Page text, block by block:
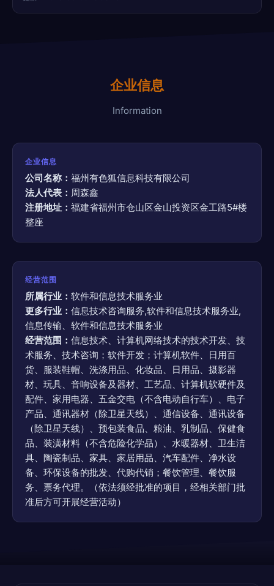
企业信息
Information
企业信息
公司名称： 福州有色狐信息科技有限公司
法人代表： 周森鑫
注册地址： 福建省福州市仓山区金山投资区金工路5#楼
整座
经营范围
所属行业： 软件和信息技术服务业
更多行业： 信息技术咨询服务,软件和信息技术服务业,
信息传输、软件和信息技术服务业
经营范围： 信息技术、计算机网络技术的技术开发、技
术服务、技术咨询；软件开发；计算机软件、日用百
货、服装鞋帽、洗涤用品、化妆品、日用品、摄影器
材、玩具、音响设备及器材、工艺品、计算机软硬件及
配件、家用电器、五金交电（不含电动自行车）、电子
产品、通讯器材（除卫星天线）、通信设备、通讯设备
（除卫星天线）、预包装食品、粮油、乳制品、保健食
品、装潢材料（不含危险化学品）、水暖器材、卫生洁
具、陶瓷制品、家具、家居用品、汽车配件、净水设
备、环保设备的批发、代购代销；餐饮管理、餐饮服
务、票务代理。（依法须经批准的项目，经相关部门批
准后方可开展经营活动）